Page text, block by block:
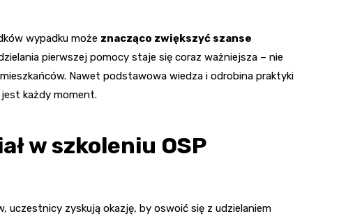
wypadku może znacząco zwiększyć szanse
pierwszej pomocy staje się coraz ważniejsza – nie
Nawet podstawowa wiedza i odrobina praktyki
każdy moment.
w szkoleniu OSP
zyskują okazję, by oswoić się z udzielaniem